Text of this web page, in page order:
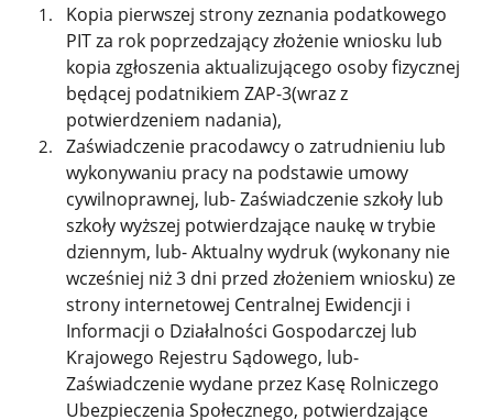
Kopia pierwszej strony zeznania podatkowego
PIT za rok poprzedzający złożenie wniosku lub
kopia zgłoszenia aktualizującego osoby fizycznej
będącej podatnikiem ZAP-3(wraz z
potwierdzeniem nadania),
Zaświadczenie pracodawcy o zatrudnieniu lub
wykonywaniu pracy na podstawie umowy
cywilnoprawnej, lub- Zaświadczenie szkoły lub
szkoły wyższej potwierdzające naukę w trybie
dziennym, lub- Aktualny wydruk (wykonany nie
wcześniej niż 3 dni przed złożeniem wniosku) ze
strony internetowej Centralnej Ewidencji i
Informacji o Działalności Gospodarczej lub
Krajowego Rejestru Sądowego, lub-
Zaświadczenie wydane przez Kasę Rolniczego
Ubezpieczenia Społecznego, potwierdzające